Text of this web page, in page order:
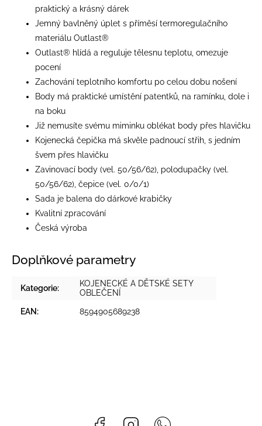
praktický a krásný dárek
Jemný bavlněný úplet s příměsí termoregulačního
materiálu Outlast®
Outlast® hlídá a reguluje tělesnu teplotu, omezuje
pocení
Zachování teplotního komfortu po celou dobu nošení
Body má praktické umístění patentků, na ramínku, dole i
na boku
Již nemusíte svému miminku oblékat body přes hlavičku
Kojenecká čepička má skvěle padnoucí střih, s jedním
švem přes hlavičku
Zavinovací body (vel. 50/56/62), polodupačky (vel.
50/56/62), čepice (vel. 0/0/1)
Sada je balena do dárkové krabičky
Kvalitní zpracování
Česká výroba
Doplňkové parametry
Kategorie:
KOJENECKÉ A DĚTSKÉ SETY
OBLEČENÍ
EAN: 8594905689238
Facebook Instagram